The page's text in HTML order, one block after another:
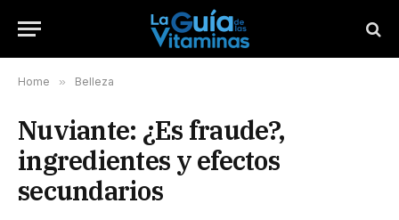
Home » Belleza
Nuviante: ¿Es fraude?,
ingredientes y efectos
secundarios